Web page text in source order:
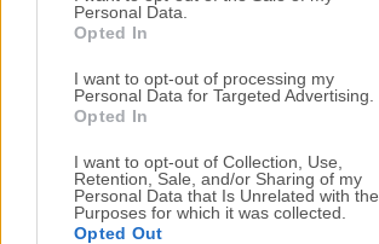
Personal Data.
Opted In
I want to opt-out of processing my
Personal Data for Targeted Advertising.
Opted In
I want to opt-out of Collection, Use,
Retention, Sale, and/or Sharing of my
Personal Data that Is Unrelated with the
Purposes for which it was collected.
Opted Out